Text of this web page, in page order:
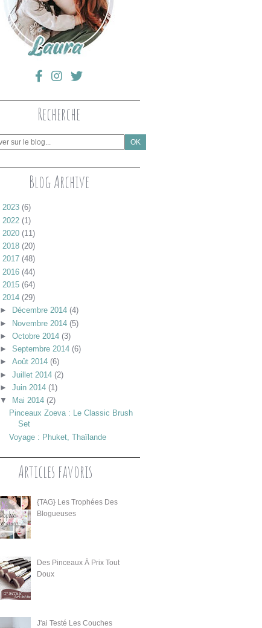
Recherche
Blog Archive
2023 (6)
2022 (1)
2020 (11)
2018 (20)
2017 (48)
2016 (44)
2015 (64)
2014 (29)
►
Décembre 2014 (4)
► Novembre 2014 (5)
► Octobre 2014 (3)
► Septembre 2014 (6)
► Août 2014 (6)
► Juillet 2014 (2)
► Juin 2014 (1)
▼
Mai 2014 (2)
Pinceaux Zoeva : Le Classic Brush
Set
Voyage : Phuket, Thaïlande
Articles favoris
{TAG} Les Trophées Des
Blogueuses
Des Pinceaux À Prix Tout
Doux
J'ai Testé Les Couches